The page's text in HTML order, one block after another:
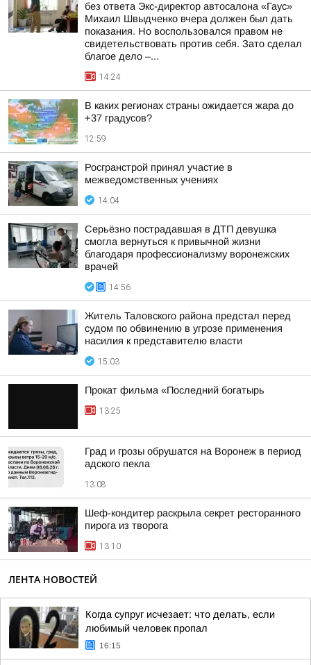
без ответа Экс-директор автосалона «Гаус»
Михаил Швыдченко вчера должен был дать
показания. Но воспользовался правом не
свидетельствовать против себя. Зато сделал
благое дело –...
14:24
В каких регионах страны ожидается жара до
+37 градусов?
12:59
Росгранстрой принял участие в
межведомственных учениях
14:04
Серьёзно пострадавшая в ДТП девушка
смогла вернуться к привычной жизни
благодаря профессионализму воронежских
врачей
14:56
Житель Таловского района предстал перед
судом по обвинению в угрозе применения
насилия к представителю власти
15:03
Прокат фильма «Последний богатырь
13:25
Град и грозы обрушатся на Воронеж в период
адского пекла
13:08
Шеф-кондитер раскрыла секрет ресторанного
пирога из творога
13:10
ЛЕНТА НОВОСТЕЙ
Когда супруг исчезает: что делать, если
любимый человек пропал
16:15